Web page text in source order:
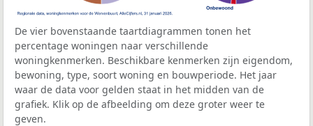
De vier bovenstaande taartdiagrammen tonen het
percentage woningen naar verschillende
woningkenmerken. Beschikbare kenmerken zijn eigendom,
bewoning, type, soort woning en bouwperiode. Het jaar
waar de data voor gelden staat in het midden van de
grafiek. Klik op de afbeelding om deze groter weer te
geven.